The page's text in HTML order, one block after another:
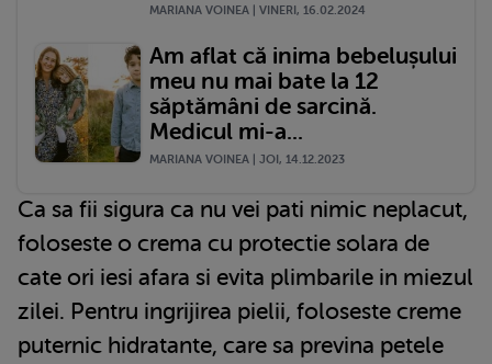
MARIANA VOINEA | VINERI, 16.02.2024
Am aflat că inima bebelușului
meu nu mai bate la 12
săptămâni de sarcină.
Medicul mi-a...
MARIANA VOINEA | JOI, 14.12.2023
Ca sa fii sigura ca nu vei pati nimic neplacut,
foloseste o crema cu protectie solara de
cate ori iesi afara si evita plimbarile in miezul
zilei. Pentru ingrijirea pielii, foloseste creme
puternic hidratante, care sa previna petele